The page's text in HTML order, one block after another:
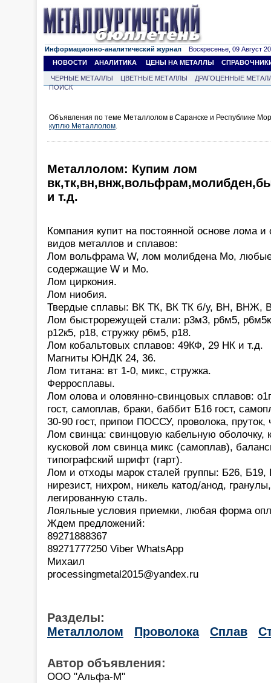
Информационно-аналитический журнал Воскресенье, 09 Август
НОВОСТИ
АНАЛИТИКА ЦЕНЫ НА МЕТАЛЛЫ
ЧЕРНЫЕ МЕТАЛЛЫ ЦВЕТНЫЕ МЕТАЛЛЫ
ДРАГОЦЕННЫЕ
ПОИСК
Объявления по теме Металлолом в Саранске и Республике
куплю Металлолом.
Металлолом: Купим лом
и т.д.
Компания купит на постоянной основе лома
видов металлов и сплавов:
Лом вольфрама W, лом молибдена Mo,
содержащие W и Mo.
Лом циркония.
Лом ниобия.
Твердые сплавы: ВК ТК, ВК ТК б/у, ВН,
Лом быстрорежущей стали: р3м3, р6м5,
р12к5, р18, стружку р6м5, р18.
Лом кобальтовых сплавов: 49КФ, 29 НК и т.д.
Магниты ЮНДК 24, 36.
Лом титана: вт 1-0, микс, стружка.
Ферросплавы.
Лом олова и оловянно-свинцовых сплавов:
гост, самоплав, браки, баббит Б16 гост,
30-90 гост, припои ПОССУ, проволока,
Лом свинца: свинцовую кабельную оболочку,
кусковой лом свинца микс (самоплав),
типографский шрифт (гарт).
Лом и отходы марок сталей группы: Б26,
нирезист, нихром, никель катод/анод,
легированную сталь.
Лояльные условия приемки, любая форма
Ждем предложений:
89271888367
89271777250 Viber WhatsApp
Михаил
processingmetal2015@yandex.ru
Разделы:
Металлолом
Проволока Сплав
Автор объявления:
ООО "Альфа-М"